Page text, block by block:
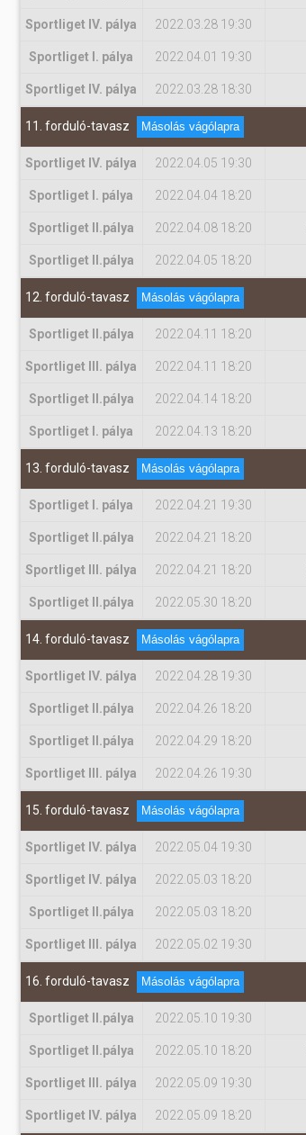
Sportliget IV. pálya 2022.03.28 19:30
Sportliget I. pálya 2022.04.01 19:30
Sportliget IV. pálya 2022.03.28 18:30
11. forduló-tavasz Másolás vágólapra
Sportliget IV. pálya 2022.04.05 19:30
Sportliget I. pálya 2022.04.04 18:20
Sportliget II.pálya 2022.04.08 18:20
Sportliget II.pálya 2022.04.05 18:20
12. forduló-tavasz Másolás vágólapra
Sportliget II.pálya 2022.04.11 18:20
Sportliget III. pálya 2022.04.11 18:20
Sportliget II.pálya 2022.04.14 18:20
Sportliget I. pálya 2022.04.13 18:20
13. forduló-tavasz Másolás vágólapra
Sportliget I. pálya 2022.04.21 19:30
Sportliget II.pálya 2022.04.21 18:20
Sportliget III. pálya 2022.04.21 18:20
Sportliget II.pálya 2022.05.30 18:20
14. forduló-tavasz Másolás vágólapra
Sportliget IV. pálya 2022.04.28 19:30
Sportliget II.pálya 2022.04.26 18:20
Sportliget II.pálya 2022.04.29 18:20
Sportliget III. pálya 2022.04.26 19:30
15. forduló-tavasz Másolás vágólapra
Sportliget IV. pálya 2022.05.04 19:30
Sportliget IV. pálya 2022.05.03 18:20
Sportliget II.pálya 2022.05.03 18:20
Sportliget III. pálya 2022.05.02 19:30
16. forduló-tavasz Másolás vágólapra
Sportliget II.pálya 2022.05.10 19:30
Sportliget II.pálya 2022.05.10 18:20
Sportliget III. pálya 2022.05.09 19:30
Sportliget IV. pálya 2022.05.09 18:20